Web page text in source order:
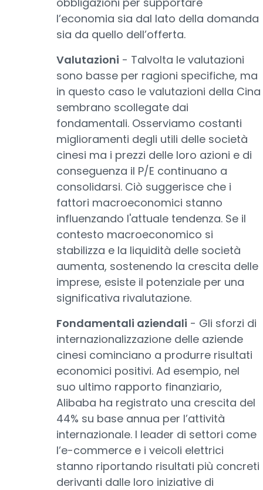
l’economia sia dal lato della domanda
sia da quello dell’offerta.
Valutazioni - Talvolta le valutazioni
sono basse per ragioni specifiche, ma
in questo caso le valutazioni della Cina
sembrano scollegate dai
fondamentali. Osserviamo costanti
miglioramenti degli utili delle società
cinesi ma i prezzi delle loro azioni e di
conseguenza il P/E continuano a
consolidarsi. Ciò suggerisce che i
fattori macroeconomici stanno
influenzando l'attuale tendenza. Se il
contesto macroeconomico si
stabilizza e la liquidità delle società
aumenta, sostenendo la crescita delle
imprese, esiste il potenziale per una
significativa rivalutazione.
Fondamentali aziendali - Gli sforzi di
internazionalizzazione delle aziende
cinesi cominciano a produrre risultati
economici positivi. Ad esempio, nel
suo ultimo rapporto finanziario,
Alibaba ha registrato una crescita del
44% su base annua per l’attività
internazionale. I leader di settori come
l’e-commerce e i veicoli elettrici
stanno riportando risultati più concreti
derivanti dalle loro iniziative di